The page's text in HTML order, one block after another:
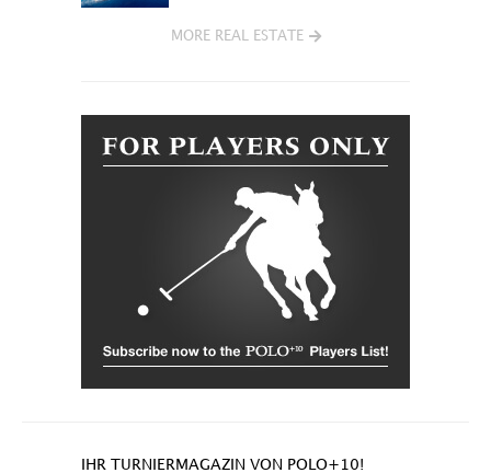
MORE REAL ESTATE
IHR TURNIERMAGAZIN VON POLO+10!